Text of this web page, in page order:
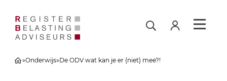
»Onderwijs»De ODV wat kan je er (niet) mee?!